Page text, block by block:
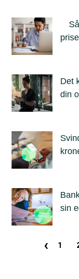
Det
din
sin
‹ 1